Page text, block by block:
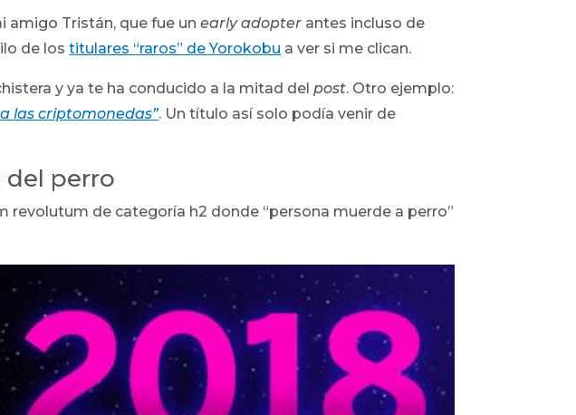
amigo Tristán, que fue unearly adopter antes incluso de
de lostitulares “raros” de Yorokobu a ver si me clican.
y ya te ha conducido a la mitad delpost. Otro ejemplo:
las criptomonedas”. Un título así solo podía venir de
del perro
de categoría h2 donde “persona muerde a perro”